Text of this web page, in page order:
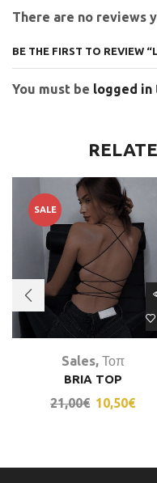
There are no reviews
BE THE FIRST TO REVIEW
You must be logged in
SALE
Sales, Τοπ
BRIA TOP
21,00€ 10,50€